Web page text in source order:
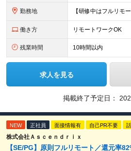
勤務地
働き方 リモートワークOK
残業時間 10時間以内
求人を見る
掲載終了予定日：
NEW 正社員 面接情報有 自己PR不要
株式会社Ａｓｃｅｎｄｒｉｘ
【SE/PG】原則フルリモート／還元率